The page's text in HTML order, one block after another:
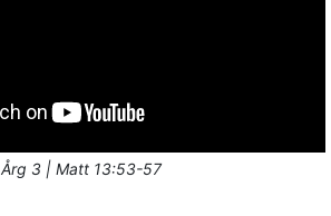
Årg 3 | Matt 13:53-57